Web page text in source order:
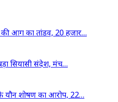
की आग का तांडव, 20 हजार…
सियासी संदेश, मंच…
के यौन शोषण का आरोप, 22…